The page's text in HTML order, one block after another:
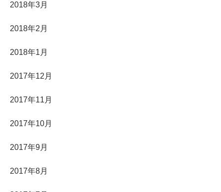
2018年3月
2018年2月
2018年1月
2017年12月
2017年11月
2017年10月
2017年9月
2017年8月